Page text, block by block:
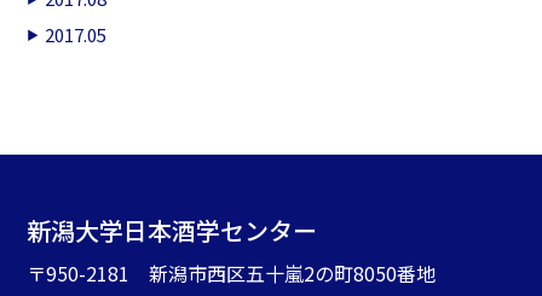
2017.05
新潟大学日本酒学センター
〒950-2181 新潟市西区五十嵐2の町8050番地